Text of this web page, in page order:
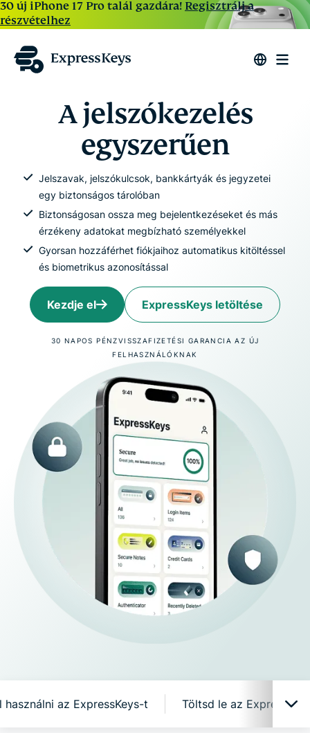
30 új iPhone 17 Pro talál gazdára! Regisztrálj a
részvételhez
A jelszókezelés
egyszerűen
Jelszavak, jelszókulcsok, bankkártyák és jegyzetei
egy biztonságos tárolóban
Biztonságosan ossza meg bejelentkezéseket és más
érzékeny adatokat megbízható személyekkel
Gyorsan hozzáférhet fiókjaihoz automatikus kitöltéssel
és biometrikus azonosítással
Kezdje el ExpressKeys letöltése
30 NAPOS PÉNZVISSZAFIZETÉSI GARANCIA AZ ÚJ
FELHASZNÁLÓKNAK
használni az ExpressKeys-t Töltsd le az